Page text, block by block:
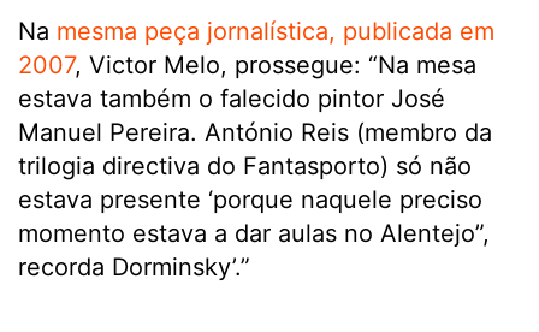
Na mesma peça jornalística, publicada em
2007, Victor Melo, prossegue: “Na mesa
estava também o falecido pintor José
Manuel Pereira. António Reis (membro da
trilogia directiva do Fantasporto) só não
estava presente ‘porque naquele preciso
momento estava a dar aulas no Alentejo”,
recorda Dorminsky’.”